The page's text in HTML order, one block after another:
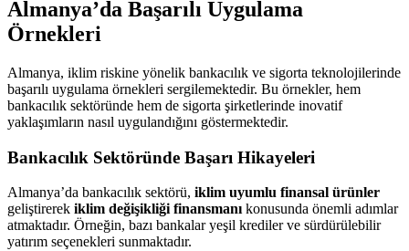
Almanya’da Başarılı Uygulama
Örnekleri
Almanya, iklim riskine yönelik bankacılık ve sigorta teknolojilerinde
başarılı uygulama örnekleri sergilemektedir. Bu örnekler, hem
bankacılık sektöründe hem de sigorta şirketlerinde inovatif
yaklaşımların nasıl uygulandığını göstermektedir.
Bankacılık Sektöründe Başarı Hikayeleri
Almanya’da bankacılık sektörü, iklim uyumlu finansal ürünler
geliştirerek iklim değişikliği finansmanı konusunda önemli adımlar
atmaktadır. Örneğin, bazı bankalar yeşil krediler ve sürdürülebilir
yatırım seçenekleri sunmaktadır.